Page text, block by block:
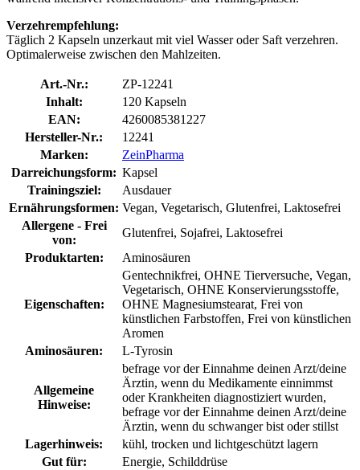
Verzehrempfehlung:
Täglich 2 Kapseln unzerkaut mit viel Wasser oder Saft verzehren.
Optimalerweise zwischen den Mahlzeiten.
Art.-Nr.:
ZP-12241
Inhalt:
120 Kapseln
EAN:
4260085381227
Hersteller-Nr.:
12241
Marken:
ZeinPharma
Darreichungsform: Kapsel
Trainingsziel:
Ausdauer
Ernährungsformen: Vegan, Vegetarisch, Glutenfrei, Laktosefrei
Allergene - Frei
von:
Glutenfrei, Sojafrei, Laktosefrei
Produktarten:
Aminosäuren
Eigenschaften:
Gentechnikfrei, OHNE Tierversuche, Vegan,
Vegetarisch, OHNE Konservierungsstoffe,
OHNE Magnesiumstearat, Frei von
künstlichen Farbstoffen, Frei von künstlichen
Aromen
Aminosäuren:
L-Tyrosin
Allgemeine
Hinweise:
befrage vor der Einnahme deinen Arzt/deine
Ärztin, wenn du Medikamente einnimmst
oder Krankheiten diagnostiziert wurden,
befrage vor der Einnahme deinen Arzt/deine
Ärztin, wenn du schwanger bist oder stillst
Lagerhinweis:
kühl, trocken und lichtgeschützt lagern
Gut für:
Energie, Schilddrüse